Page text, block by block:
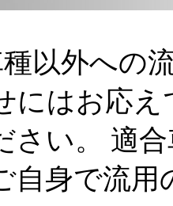
以外への
にはお応
さい。 適
自身で流